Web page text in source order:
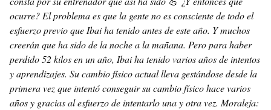
ocurre? El problema es que la gente no es consciente de todo el
esfuerzo previo que Ibai ha tenido antes de este año. Y muchos
creerán que ha sido de la noche a la mañana. Pero para haber
perdido 52 kilos en un año, Ibai ha tenido varios años de intentos
y aprendizajes. Su cambio físico actual lleva gestándose desde la
primera vez que intentó conseguir su cambio físico hace varios
años y gracias al esfuerzo de intentarlo una y otra vez. Moraleja: